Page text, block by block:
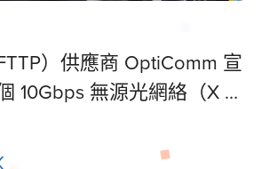
）供應商 OptiComm 宣
10Gbps 無源光網絡（X …